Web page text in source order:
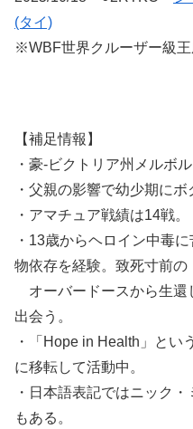
(タイ)
※WBF世界クルーザー級
【補足情報】
・豪-ビクトリア州メルボル
・父親の影響で幼少期にボ
・アマチュア戦績は14戦。
・13歳からヘロイン中毒
物依存を経験。致死寸前の
オーバードースから生還
出会う。
・「Hope in Health」とい
に移転して活動中。
・日本語表記ではニック
もある。